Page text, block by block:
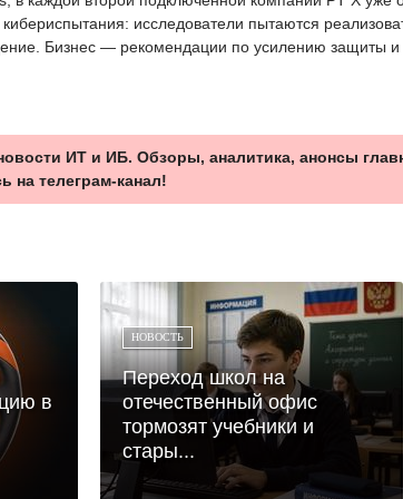
исследователи пытаются
Бизнес — рекомендации по усилению защиты
ИТ и ИБ. Обзоры, аналитика, анонсы
на телеграм-канал!
в
НОВОСТЬ
Переход школ на
отечественный офис
тормозят учебники и
стары...